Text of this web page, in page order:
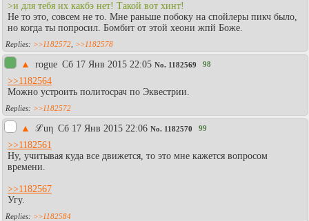
>и для тебя их какбэ нет! Такой вот хинт!
Не то это, совсем не то. Мне раньше побоку на спойлеры пикч было,
но когда ты попросил. Бомбит от этой хеони жпй Боже.
>>1182572 >>1182578
▲ rogue Сб 17 Янв 2015 22:05 No. 1182569 98
>>1182564
Можно устроить политосрач по Эквестрии.
>>1182572
▲ ℒuη Сб 17 Янв 2015 22:06 No. 1182570 99
>>1182561
Ну, учитывая куда все движется, то это мне кажется вопросом
времени.
>>1182567
Угу.
>>1182584